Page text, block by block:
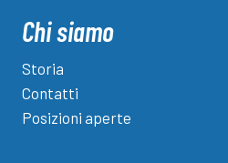
articoli
Chi siamo
Storia
Contatti
Posizioni aperte